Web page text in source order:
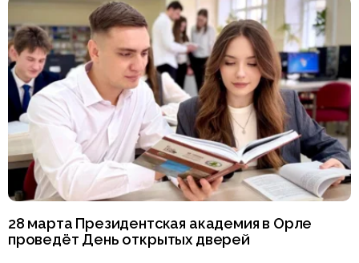
28 марта Президентская академия в Орле
проведёт День открытых дверей